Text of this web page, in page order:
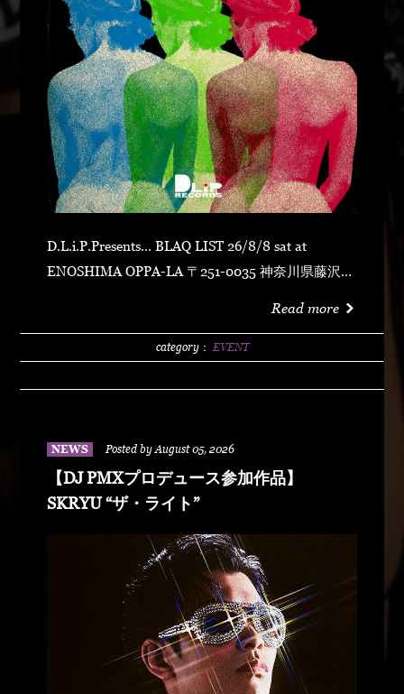
D.L.i.P.Presents... BLAQ LIST 26/8/8 sat at
ENOSHIMA OPPA-LA 〒251-0035 神奈川県藤沢市
2500/1dLADY'S FREE HOTTS GUEST DJ PMX
MANLEXKILLAHSHARKHEDMAO & MAGOODZ
Read more
category： EVENT
NEWS Posted by August 05, 2026
【DJ PMXプロデュース参加作品】
SKRYU “ザ・ライト”